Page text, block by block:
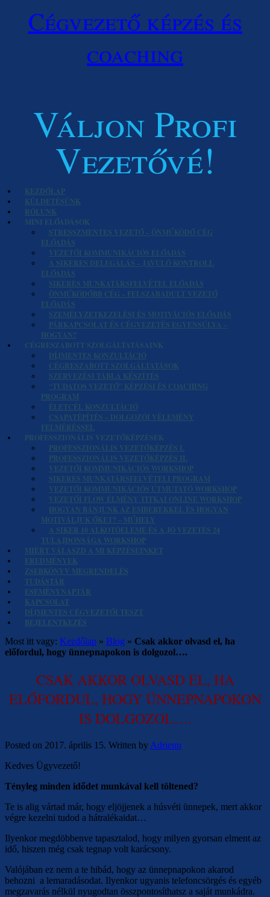
Cégvezető képzés és
coaching
Váljon Profi
Vezetővé!
KEZDŐLAP
KÜLDETÉSÜNK
RÓLUNK
MINI ELŐADÁSOK
STRESSZMENTES VEZETŐ – ÖNMŰKÖDŐ CÉG
ELŐADÁS
VEZETŐI KOMMUNIKÁCIÓS ELŐADÁS
A SIKERES DELEGÁLÁS – JAVULÓ KONTROLL
ELŐADÁS
SIKERES MUNKATÁRSFELVÉTEL ELŐADÁS
ÖNMŰKÖDŐBB CÉG – FELSZABADULT VEZETŐ
ELŐADÁS
SZEMÉLYZETKEZELÉSI ÉS MOTIVÁCIÓS ELŐADÁS
PÁRKAPCSOLAT ÉS CÉGVEZETÉS EGYENSÚLYA –
HOGYAN?
CÉGRESZABOTT SZOLGÁLTATÁSAINK
DÍJMENTES KONZULTÁCIÓ
CÉGRESZABOTT SZOLGÁLTATÁSOK
SZERVEZÉSI TÁBLA KÉSZÍTÉS
“TUDATOS VEZETŐ” KÉPZÉSI ÉS COACHING
PROGRAM
ÉLETCÉL KONZULTÁCIÓ
CSAPATÉPÍTÉS – DOLGOZÓI VÉLEMÉNY
FELMÉRÉSSEL
PROFESSZIONÁLIS VEZETŐKÉPZÉSEK
PROFESSZIONÁLIS VEZETŐKÉPZÉS I.
PROFESSZIONÁLIS VEZETŐKÉPZÉS II.
VEZETŐI KOMMUNIKÁCIÓS WORKSHOP
SIKERES MUNKATÁRSFELVÉTELI PROGRAM
VEZETŐI KOMMUNIKÁCIÓS ÚTMUTATÓ WORKSHOP
VEZETŐI FLOW ÉLMÉNY TITKAI ONLINE WORKSHOP
HOGYAN BÁNJUNK AZ EMBEREKKEL ÉS HOGYAN
MOTIVÁLJUK ŐKET? – MŰHELY
A SIKER 10 ALKOTÓELEME ÉS A JÓ VEZETÉS 24
TULAJDONSÁGA WORKSHOP
MIÉRT VÁLASZD A MI KÉPZÉSEINKET
EREDMÉNYEK
ZSEBKÖNYV MEGRENDELÉS
TUDÁSTÁR
ESEMÉNYNAPTÁR
KAPCSOLAT
DÍJMENTES CÉGVEZETŐI TESZT
BEJELENTKEZÉS
Most itt vagy: Kezdőlap » Blog » Csak akkor olvasd el, ha
előfordul, hogy ünnepnapokon is dolgozol….
CSAK AKKOR OLVASD EL, HA
ELŐFORDUL, HOGY ÜNNEPNAPOKON
IS DOLGOZOL….
Posted on 2017. április 15. Written by Adrienn
Kedves Ügyvezető!
Tényleg minden idődet munkával kell töltened?
Te is alig vártad már, hogy eljöjjenek a húsvéti ünnepek, mert akkor
végre kezelni tudod a hátralékaidat…
Ilyenkor megdöbbenve tapasztalod, hogy milyen gyorsan elment az
idő, hiszen még csak tegnap volt karácsony.
Valójában ez nem a te hibád, hogy az ünnepnapokon akarod
behozni a lemaradásodat. Ilyenkor ugyanis telefoncsörgés és egyéb
megzavarás nélkül nyugodtan összpontosíthatsz a saját munkádra.